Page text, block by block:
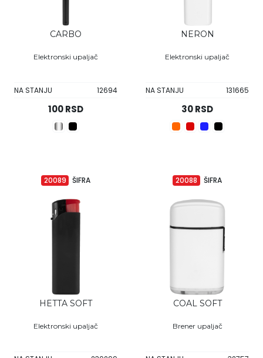
CARBO
Elektronski upaljač
NA STANJU 12694
100 RSD
NERON
Elektronski upaljač
NA STANJU 131665
30 RSD
ŠIFRA
20089
HETTA SOFT
Elektronski upaljač
ŠIFRA
20088
COAL SOFT
Brener upaljač